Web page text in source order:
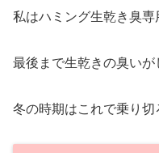
私はハミング生乾き臭専
最後まで生乾きの臭いが
冬の時期はこれで乗り切